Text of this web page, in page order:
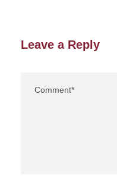
Leave a Reply